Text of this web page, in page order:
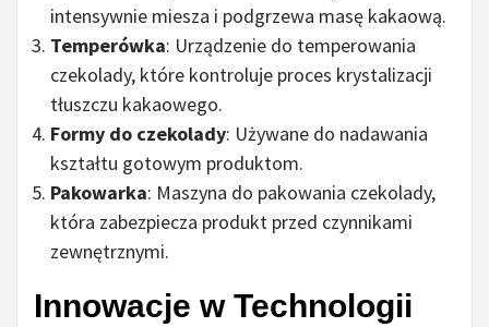
intensywnie miesza i podgrzewa masę kakaową.
Temperówka: Urządzenie do temperowania
czekolady, które kontroluje proces krystalizacji
tłuszczu kakaowego.
Formy do czekolady: Używane do nadawania
kształtu gotowym produktom.
Pakowarka: Maszyna do pakowania czekolady,
która zabezpiecza produkt przed czynnikami
zewnętrznymi.
Innowacje w Technologii